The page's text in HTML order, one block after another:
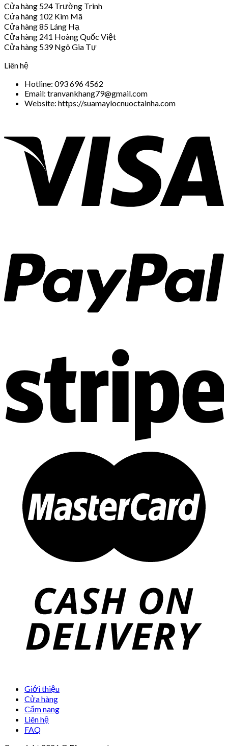
Cửa hàng 524 Trường Trinh
Cửa hàng 102 Kim Mã
Cửa hàng 85 Láng Hạ
Cửa hàng 241 Hoàng Quốc Việt
Cửa hàng 539 Ngô Gia Tự
Liên hệ
Hotline: 093 696 4562
Email: tranvankhang79@gmail.com
Website: https://suamaylocnuoctainha.com
Giới thiệu
Cửa hàng
Cẩm nang
Liên hệ
FAQ